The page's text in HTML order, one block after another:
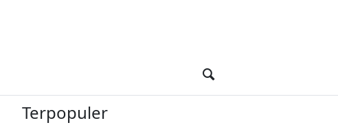
Terpopuler